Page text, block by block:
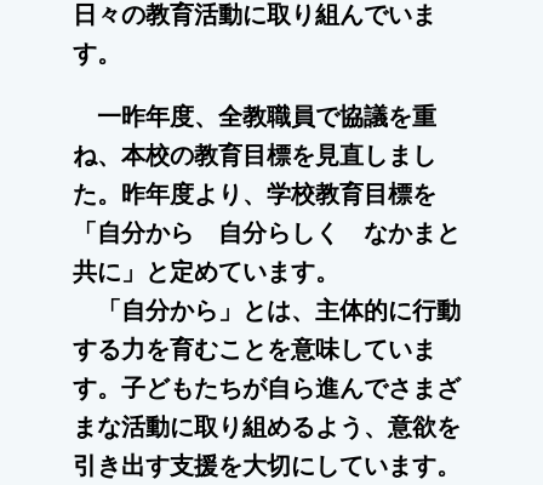
日々の教育活動に取り組んでいま
す。
一昨年度、全教職員で協議を重
ね、本校の教育目標を見直しまし
た。昨年度より、学校教育目標を
「自分から 自分らしく なかまと
共に」と定めています。
「自分から」とは、主体的に行動
する力を育むことを意味していま
す。子どもたちが自ら進んでさまざ
まな活動に取り組めるよう、意欲を
引き出す支援を大切にしています。